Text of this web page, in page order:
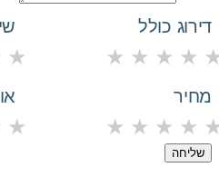
דירוג כולל
★ ★ ★ ★
★
מחיר
★ ★ ★ ★
★
שליחה